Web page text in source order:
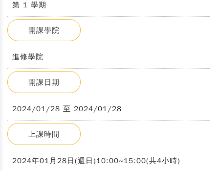
第 1 學期
開課學院
進修學院
開課日期
2024/01/28 至 2024/01/28
上課時間
2024年01月28日(週日)10:00~15:00(共4小時)